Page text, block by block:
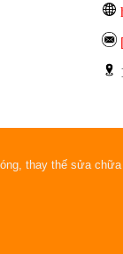
thay thế sửa